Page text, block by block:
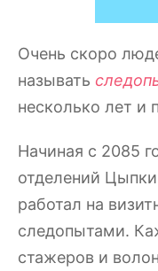
Очень скоро
называть
несколько лет и
Начиная с 2085
отделений
работал на
следопытами.
стажеров и